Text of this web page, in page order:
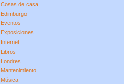
Cosas de casa
Edimburgo
Eventos
Exposiciones
Internet
Libros
Londres
Mantenimiento
Música